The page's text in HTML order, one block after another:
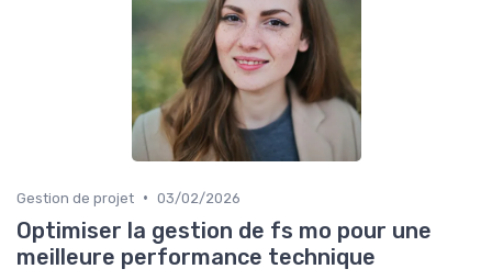
Gestion de projet • 03/02/2026
Optimiser la gestion de fs mo pour une
meilleure performance technique